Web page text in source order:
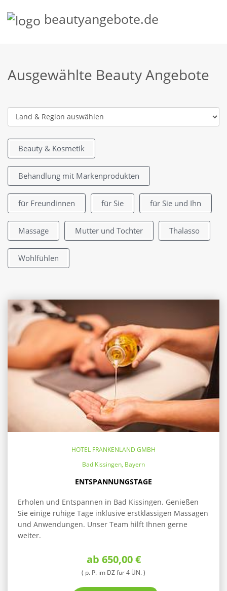
beautyangebote.de
Ausgewählte Beauty Angebote
Beauty & Kosmetik
Behandlung mit Markenprodukten
für Freundinnen für Sie für Sie und Ihn
Massage Mutter und Tochter Thalasso
Wohlfühlen
HOTEL FRANKENLAND GMBH
Bad Kissingen, Bayern
ENTSPANNUNGSTAGE
Erholen und Entspannen in Bad Kissingen. Genießen
Sie einige ruhige Tage inklusive erstklassigen Massagen
und Anwendungen. Unser Team hilft Ihnen gerne
weiter.
ab 650,00 €
( p. P. im DZ für 4 ÜN. )